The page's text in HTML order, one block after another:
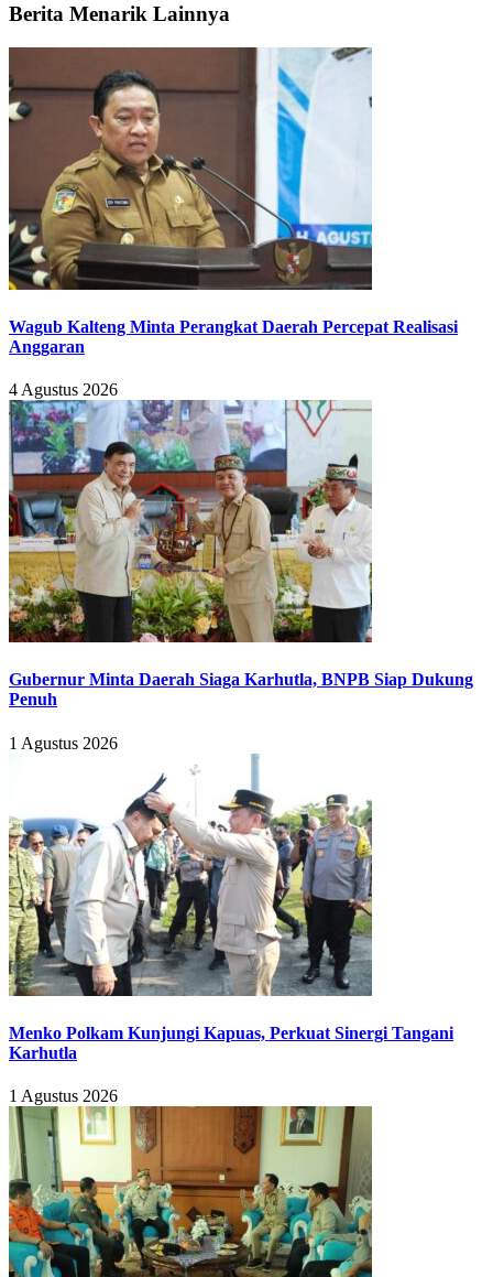
Berita Menarik Lainnya
Wagub Kalteng Minta Perangkat Daerah Percepat Realisasi
Anggaran
4 Agustus 2026
Gubernur Minta Daerah Siaga Karhutla, BNPB Siap Dukung
Penuh
1 Agustus 2026
Menko Polkam Kunjungi Kapuas, Perkuat Sinergi Tangani
Karhutla
1 Agustus 2026